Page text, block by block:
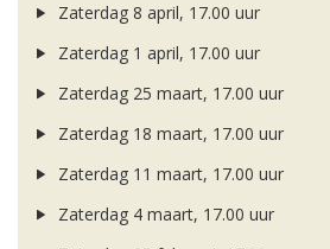
Zaterdag 8 april, 17.00 uur
Zaterdag 1 april, 17.00 uur
Zaterdag 25 maart, 17.00 uur
Zaterdag 18 maart, 17.00 uur
Zaterdag 11 maart, 17.00 uur
Zaterdag 4 maart, 17.00 uur